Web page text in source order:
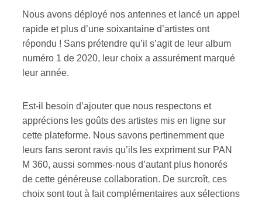
Nous avons déployé nos antennes et lancé un appel
rapide et plus d’une soixantaine d’artistes ont
répondu ! Sans prétendre qu’il s’agit de leur album
numéro 1 de 2020, leur choix a assurément marqué
leur année.
Est-il besoin d’ajouter que nous respectons et
apprécions les goûts des artistes mis en ligne sur
cette plateforme. Nous savons pertinemment que
leurs fans seront ravis qu’ils les expriment sur PAN
M 360, aussi sommes-nous d’autant plus honorés
de cette généreuse collaboration. De surcroît, ces
choix sont tout à fait complémentaires aux sélections